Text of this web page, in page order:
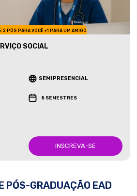
2 PÓS PARA VOCÊ +1 PARA UM AMIGO
SOCIAL
SEMIPRESENCIAL
8 SEMESTRES
INSCREVA-SE
PÓS-GRADUAÇÃO EAD